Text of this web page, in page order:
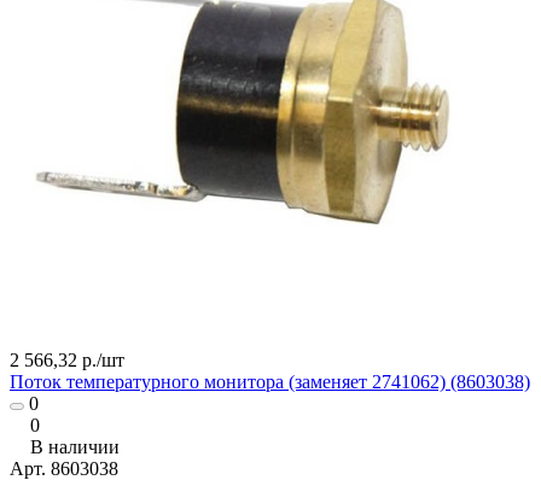
2 566,32 р./шт
Поток температурного монитора (заменяет 2741062) (8603038)
0
0
В наличии
Арт. 8603038